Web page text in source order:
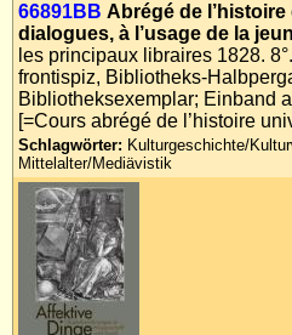
66891BB Abrégé de
dialogues, à l’usage de la
les principaux libraires 1828.
frontispiz, Bibliotheks-
Bibliotheksexemplar; Einband
[=Cours abrégé de l’histoire
Schlagwörter: Kulturgeschichte/
Mittelalter/Mediävistik